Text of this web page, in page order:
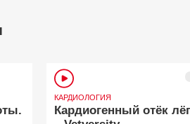
КАРДИОЛОГИЯ
Кардиогенный отёк